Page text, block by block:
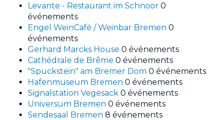
Levante - Restaurant im Schnoor 0
événements
Engel WeinCafé / Weinbar Bremen 0
événements
Gerhard Marcks House 0 événements
Cathédrale de Brême 0 événements
"Spuckstein" am Bremer Dom 0 événements
Hafenmuseum Bremen 0 événements
Signalstation Vegesack 0 événements
Universum Bremen 0 événements
Sendesaal Bremen 8 événements